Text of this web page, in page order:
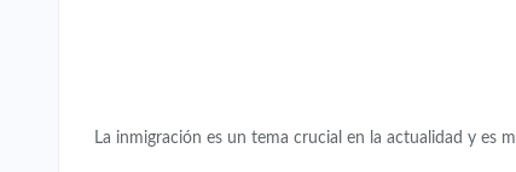
La inmigración es un tema crucial en la actualidad y es